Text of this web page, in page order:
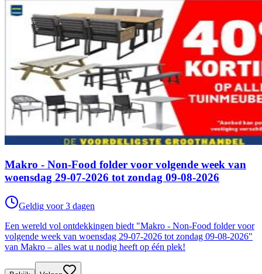
Makro - Non-Food folder voor volgende week van
woensdag 29-07-2026 tot zondag 09-08-2026
Geldig voor 3 dagen
Een wereld vol ontdekkingen biedt "Makro - Non-Food folder voor
volgende week van woensdag 29-07-2026 tot zondag 09-08-2026"
van Makro – alles wat u nodig heeft op één plek!